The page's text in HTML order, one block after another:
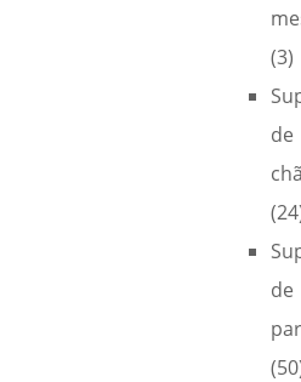
(3)
de
de